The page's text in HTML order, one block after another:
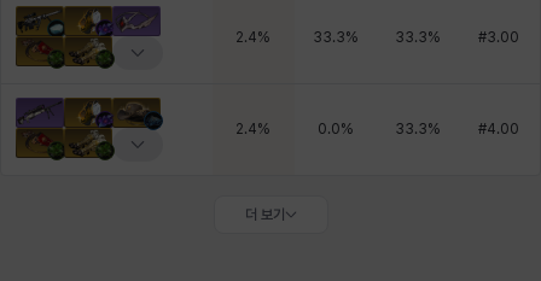
2.4% 33.3% 33.3% #3.00
2.4% 0.0% 33.3% #4.00
더 보기